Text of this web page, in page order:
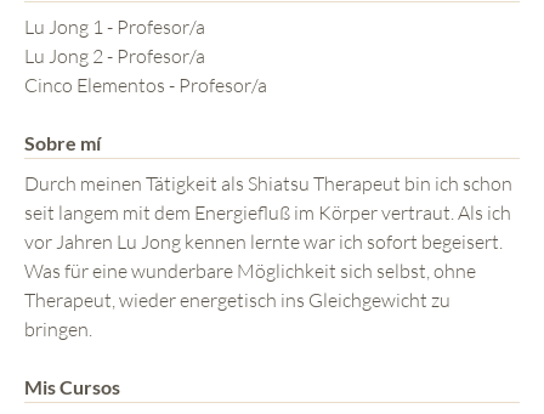
Lu Jong 1 - Profesor/a
Lu Jong 2 - Profesor/a
Cinco Elementos - Profesor/a
Sobre mí
Durch meinen Tätigkeit als Shiatsu Therapeut bin ich schon
seit langem mit dem Energiefluß im Körper vertraut. Als ich
vor Jahren Lu Jong kennen lernte war ich sofort begeisert.
Was für eine wunderbare Möglichkeit sich selbst, ohne
Therapeut, wieder energetisch ins Gleichgewicht zu
bringen.
Mis Cursos